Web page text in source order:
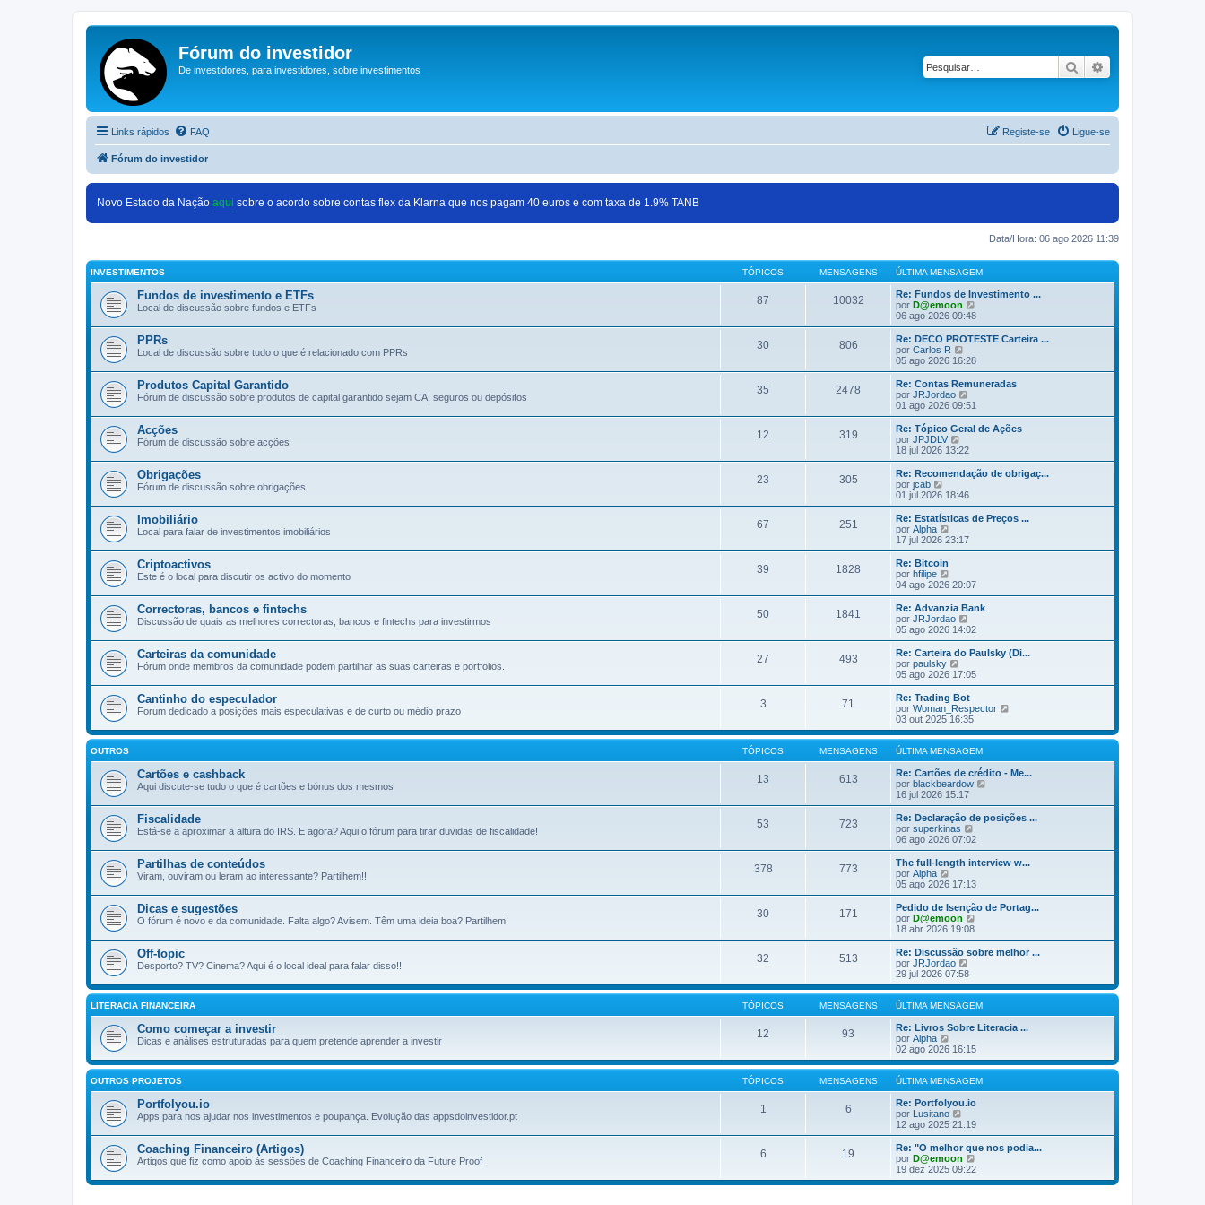
Fórum do investidor
De investidores, para investidores, sobre investimentos Pesquisar
Links rápidos FAQ Ligue-se
Registe-se
Fórum do investidor
Novo Estado da Nação aqui sobre o acordo sobre contas flex da Klarna que nos pagam 40 euros e com taxa de 1.9% TANB
Data/Hora: 06 ago 2026 11:39
INVESTIMENTOS TÓPICOS MENSAGENS ÚLTIMA MENSAGEM
Fundos de investimento e ETFs
Local de discussão sobre fundos e ETFs
87 10032
Re: Fundos de Investimento ...
por D@emoon
e
j
a
ú
i
a
e
a
g
06 ago 2026 09:48
PPRs
Local de discussão sobre tudo o que é relacionado com PPRs
30 806
Re: DECO PROTESTE Carteira ...
por Carlos R
e
j
a
a
ú
i
m
a
e
s
a
g
m
05 ago 2026 16:28
Produtos Capital Garantido
Fórum de discussão sobre produtos de capital garantido sejam CA, seguros ou depósitos
35 2478
Re: Contas Remuneradas
por JRJordao
e
j
a
ú
i
m
a
e
a
m
01 ago 2026 09:51
Acções
Fórum de discussão sobre acções
12 319
Re: Tópico Geral de Ações
por JPJDLV
e
j
a
ú
i
m
a
s
a
g
e
m
18 jul 2026 13:22
Obrigações
Fórum de discussão sobre obrigações
23 305
Re: Recomendação de obrigaç...
por jcab
e
j
a
a
ú
i
m
a
e
n
s
a
g
e
m
01 jul 2026 18:46
Imobiliário
Local para falar de investimentos imobiliários
67 251
Re: Estatísticas de Preços ...
por Alpha
e
j
ú
t
i
m
a
e
n
s
a
g
e
m
17 jul 2026 23:17
Criptoactivos
Este é o local para discutir os activo do momento
39 1828
Re: Bitcoin
por hfilipe
e
j
a
a
ú
i
m
a
e
n
s
a
e
04 ago 2026 20:07
Correctoras, bancos e fintechs
Discussão de quais as melhores correctoras, bancos e fintechs para investirmos
50 1841
Re: Advanzia Bank
por JRJordao
e
j
a
ú
t
i
m
a
M
e
n
a
g
05 ago 2026 14:02
Carteiras da comunidade
Fórum onde membros da comunidade podem partilhar as suas carteiras e portfolios.
27 493
Re: Carteira do Paulsky (Di...
por paulsky
e
j
a
a
ú
t
i
m
a
M
e
a
g
e
05 ago 2026 17:05
Cantinho do especulador
Forum dedicado a posições mais especulativas e de curto ou médio prazo
3 71
Re: Trading Bot
por Woman_Respector
j
a
ú
l
m
a
a
03 out 2025 16:35
OUTROS TÓPICOS MENSAGENS ÚLTIMA MENSAGEM
Cartões e cashback
Aqui discute-se tudo o que é cartões e bónus dos mesmos
13 613
Re: Cartões de crédito - Me...
por blackbeardow
j
a
i
e
a
g
16 jul 2026 15:17
Fiscalidade
Está-se a aproximar a altura do IRS. E agora? Aqui o fórum para tirar duvidas de fiscalidade!
53 723
Re: Declaração de posições ...
por superkinas
e
j
a
ú
t
i
m
a
e
a
e
06 ago 2026 07:02
Partilhas de conteúdos
Viram, ouviram ou leram ao interessante? Partilhem!!
378 773
The full-length interview w...
por Alpha
e
j
a
a
ú
i
m
a
M
e
n
s
a
g
e
m
05 ago 2026 17:13
Dicas e sugestões
O fórum é novo e da comunidade. Falta algo? Avisem. Têm uma ideia boa? Partilhem!
30 171
Pedido de Isenção de Portag...
por D@emoon
j
a
t
i
m
a
e
s
a
g
18 abr 2026 19:08
Off-topic
Desporto? TV? Cinema? Aqui é o local ideal para falar disso!!
32 513
Re: Discussão sobre melhor ...
por JRJordao
e
j
a
a
ú
l
i
m
a
M
e
n
a
g
e
m
29 jul 2026 07:58
LITERACIA FINANCEIRA TÓPICOS MENSAGENS ÚLTIMA MENSAGEM
Como começar a investir
Dicas e análises estruturadas para quem pretende aprender a investir
12 93
Re: Livros Sobre Literacia ...
por Alpha
e
j
a
a
ú
l
m
a
M
e
s
02 ago 2026 16:15
OUTROS PROJETOS TÓPICOS MENSAGENS ÚLTIMA MENSAGEM
Portfolyou.io
Apps para nos ajudar nos investimentos e poupança. Evolução das appsdoinvestidor.pt
1 6
Re: Portfolyou.io
por Lusitano
e
j
a
a
ú
t
12 ago 2025 21:19
Coaching Financeiro (Artigos)
Artigos que fiz como apoio às sessões de Coaching Financeiro da Future Proof
6 19
Re: "O melhor que nos podia...
por D@emoon
e
j
19 dez 2025 09:22